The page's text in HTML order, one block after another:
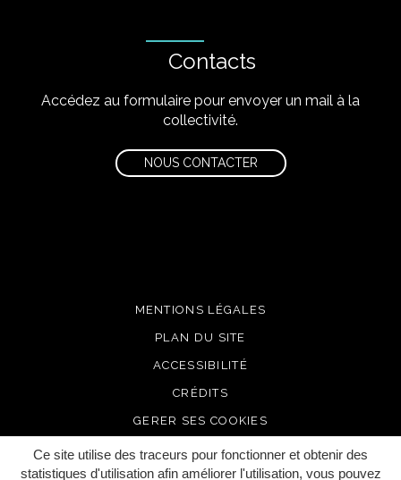
Ce site utilise des traceurs pour fonctionner et obtenir des
statistiques d'utilisation afin améliorer l'utilisation, vous pouvez
Contacts
Accédez au formulaire pour envoyer un mail à la
collectivité.
NOUS CONTACTER
MENTIONS LÉGALES
PLAN DU SITE
ACCESSIBILITÉ
CRÉDITS
GERER SES COOKIES